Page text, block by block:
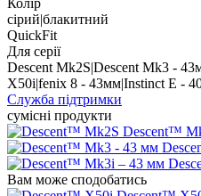
сірий|блакитний
QuickFit
Для серії
Descent Mk2S|Descent Mk3 -
X50i|fenix 8 - 43мм|Instinct E -
Служба підтримки
сумісні продукти
Descent™
Вам може сподобатись